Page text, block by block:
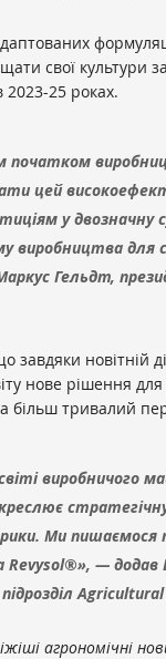
свої культури
2023-25 роках.
початком
цей
у двозначну
виробництва для
Гельдт,
завдяки новітній
нове рішення
більш тривалий
виробничого
Ми
— додав
Agricultural
агрономічні